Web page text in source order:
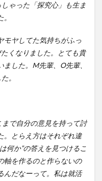
ゃった「探究心」も生ま
モヤしてた気持ちがふっ
くなりました。とても貴
した。M先輩、O先輩、
。
で自分の意見を持って討
。とらえ方はそれぞれ違
何か”の答えを見つけるこ
軸を作るのと作らないの
んだなーって。私は就活